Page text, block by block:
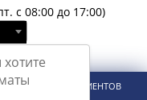
с 08:00 до 17:00)
КЛИЕНТОВ